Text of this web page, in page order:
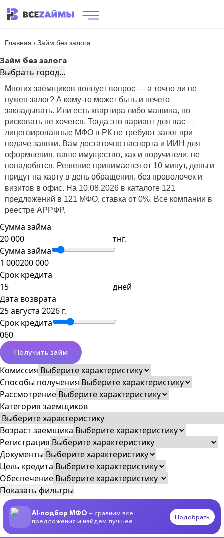
Главная / Займ без залога
Займ без залога
Выбрать город...
Многих заёмщиков волнует вопрос — а точно ли не
нужен залог? А кому-то может быть и нечего
закладывать. Или есть квартира либо машина, но
рисковать не хочется. Тогда это вариант для вас —
лицензированные МФО в РК не требуют залог при
подаче заявки. Вам достаточно паспорта и ИИН для
оформления, ваше имущество, как и поручители, не
понадобятся. Решение принимается от 10 минут, деньги
придут на карту в день обращения, без проволочек и
визитов в офис. На 10.08.2026 в каталоге 121
предложений в 121 МФО, ставка от 0%. Все компании в
реестре АРРФР.
Сумма займа
тнг.
Сумма займа
1 000200 000
Срок кредита
дней
Дата возврата
25 августа 2026 г.
Срок кредита
060
Получить займ
Комиссия
Способы получения
Рассмотрение
Категория заемщиков
Возраст заемщика
Регистрация
Документы
Цель кредита
Обеспечение
Показать фильтры
AI-подбор МФО — сравним все
предложения и найдём лучшее
Подобрать